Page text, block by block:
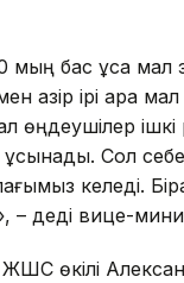
мың бас ұсақ
қазір ірі қара
өңдеушілер
ұсынады. Сол
келеді.
– деді вице-
өкілі